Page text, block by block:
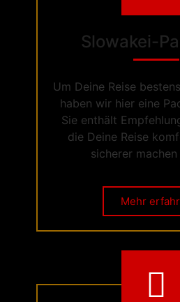
Slowakei-
Um Deine Reise
haben wir hier eine
Sie enthält
die Deine Reise
sicherer
Mehr